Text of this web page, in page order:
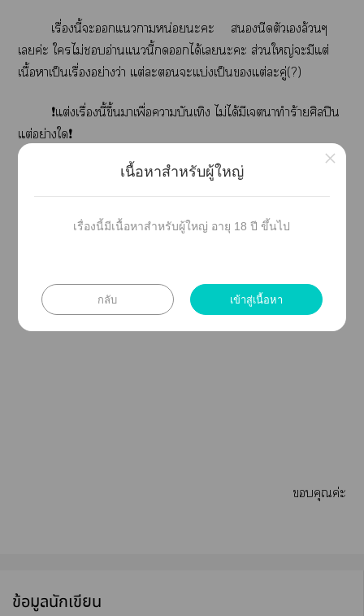
เรื่องนี้ะแาหน่อยะะ นีดตัวเล้วนๆ
เค่ะ ใไม่อ่านแนี้ได้เะะ ส่วนใหญ่ะมีแต่
เนื้อาเป็นเรื่องอย่างว่า แต่ะะแบ่งเป็นแต่ะคู่(?)
❗️แต่งเรื่องนี้ขึ้นาเพื่อาบันเทิง ไม่ได้มีเาทำร้ายศิลปิน
แต่อย่างใ❗️
❌ มีเนื้อาที่รุนแรง ไม่เาะสำหรับผู้ที่มีอายุไม่ถึง18ปี ❌
คุณค่ะ
ข้อมูลนักเขียน
เนื้อหาสำหรับผู้ใหญ่
เรื่องนี้มีเนื้อหาสำหรับผู้ใหญ่ อายุ 18 ปี ขึ้นไป
กลับ เข้าสู่เนื้อหา
×